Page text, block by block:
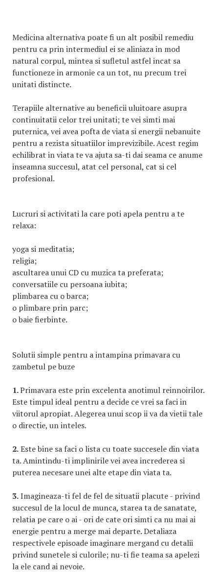
Medicina alternativa poate fi un alt posibil remediu
pentru ca prin intermediul ei se aliniaza in mod
natural corpul, mintea si sufletul astfel incat sa
functioneze in armonie ca un tot, nu precum trei
unitati distincte.
Terapiile alternative au beneficii uluitoare asupra
continuitatii celor trei unitati; te vei simti mai
puternica, vei avea pofta de viata si energii nebanuite
pentru a rezista situatiilor imprevizibile. Acest regim
echilibrat in viata te va ajuta sa-ti dai seama ce anume
inseamna succesul, atat cel personal, cat si cel
profesional.
Lucruri si activitati la care poti apela pentru a te
relaxa:
yoga si meditatia;
religia;
ascultarea unui CD cu muzica ta preferata;
conversatiile cu persoana iubita;
plimbarea cu o barca;
o plimbare prin parc;
o baie fierbinte.
Solutii simple pentru a intampina primavara cu
zambetul pe buze
1.Primavara este prin excelenta anotimul reinnoirilor.
Este timpul ideal pentru a decide ce vrei sa faci in
viitorul apropiat. Alegerea unui scop ii va da vietii tale
o directie, un inteles.
2.Este bine sa faci o lista cu toate succesele din viata
ta. Amintindu-ti implinirile vei avea increderea si
puterea necesare unei alte etape din viata ta.
3.Imagineaza-ti fel de fel de situatii placute - privind
succesul de la locul de munca, starea ta de sanatate,
relatia pe care o ai - ori de cate ori simti ca nu mai ai
energie pentru a merge mai departe. Detaliaza
respectivele episoade imaginare mergand cu detalii
privind sunetele si culorile; nu-ti fie teama sa apelezi
la ele cand ai nevoie.